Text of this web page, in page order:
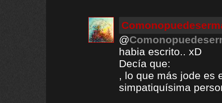
@
habia escrito.. xD
Decía que:
, lo que más jode es
simpatiquísima